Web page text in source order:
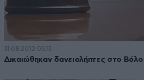
31·08·2012 03:13
Δικαιώθηκαν δανειολήπτες στο Βόλο